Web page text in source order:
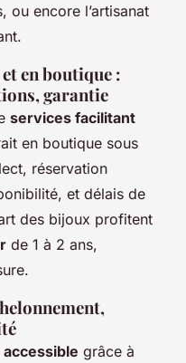
ou encore l’artisanat
en boutique :
garantie
services facilitant
en boutique sous
réservation
et délais de
des bijoux profitent
de 1 à 2 ans,
accessible grâce à